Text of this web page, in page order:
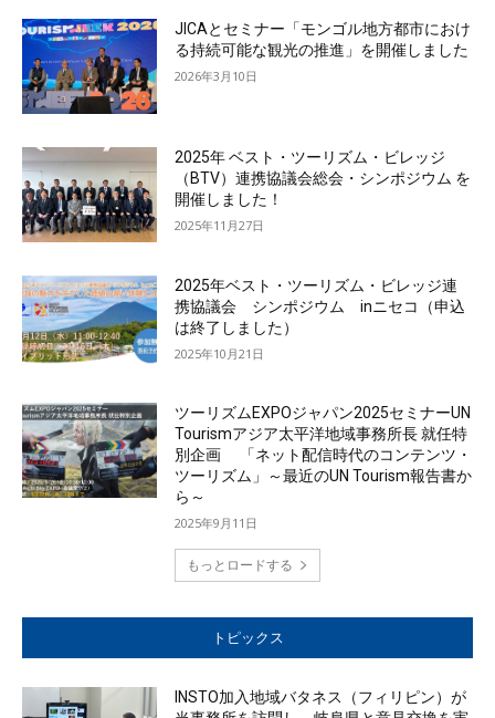
JICAとセミナー「モンゴル地方都市におけ
る持続可能な観光の推進」を開催しました
2026年3月10日
2025年 ベスト・ツーリズム・ビレッジ
（BTV）連携協議会総会・シンポジウム を
開催しました！
2025年11月27日
2025年ベスト・ツーリズム・ビレッジ連
携協議会 シンポジウム inニセコ（申込
は終了しました）
2025年10月21日
ツーリズムEXPOジャパン2025セミナーUN
Tourismアジア太平洋地域事務所長 就任特
別企画 「ネット配信時代のコンテンツ・
ツーリズム」～最近のUN Tourism報告書か
ら～
2025年9月11日
もっとロードする
トピックス
INSTO加入地域バタネス（フィリピン）が